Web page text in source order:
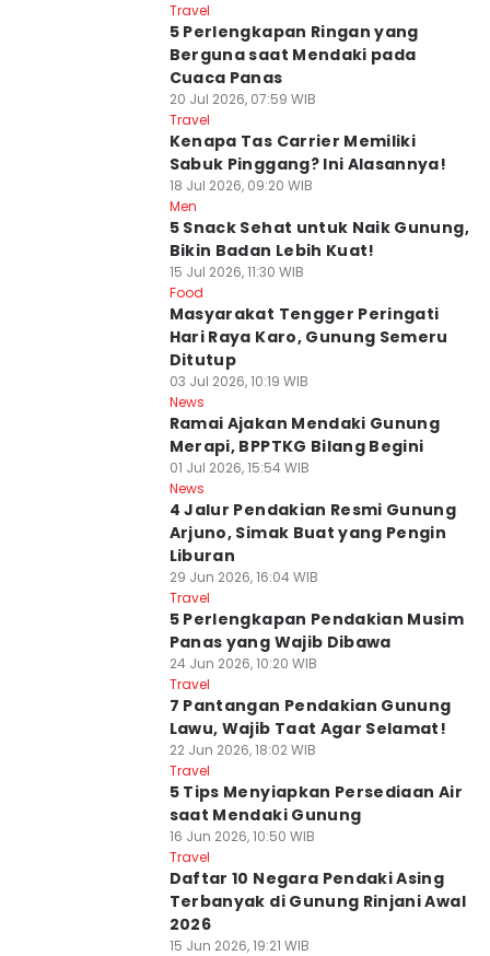
Travel
5 Perlengkapan Ringan yang
Berguna saat Mendaki pada
Cuaca Panas
20 Jul 2026, 07:59 WIB
Travel
Kenapa Tas Carrier Memiliki
Sabuk Pinggang? Ini Alasannya!
18 Jul 2026, 09:20 WIB
Men
5 Snack Sehat untuk Naik Gunung,
Bikin Badan Lebih Kuat!
15 Jul 2026, 11:30 WIB
Food
Masyarakat Tengger Peringati
Hari Raya Karo, Gunung Semeru
Ditutup
03 Jul 2026, 10:19 WIB
News
Ramai Ajakan Mendaki Gunung
Merapi, BPPTKG Bilang Begini
01 Jul 2026, 15:54 WIB
News
4 Jalur Pendakian Resmi Gunung
Arjuno, Simak Buat yang Pengin
Liburan
29 Jun 2026, 16:04 WIB
Travel
5 Perlengkapan Pendakian Musim
Panas yang Wajib Dibawa
24 Jun 2026, 10:20 WIB
Travel
7 Pantangan Pendakian Gunung
Lawu, Wajib Taat Agar Selamat!
22 Jun 2026, 18:02 WIB
Travel
5 Tips Menyiapkan Persediaan Air
saat Mendaki Gunung
16 Jun 2026, 10:50 WIB
Travel
Daftar 10 Negara Pendaki Asing
Terbanyak di Gunung Rinjani Awal
2026
15 Jun 2026, 19:21 WIB